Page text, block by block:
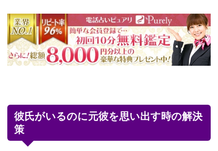
彼氏がいるのに元彼を思い出す時の解決
策